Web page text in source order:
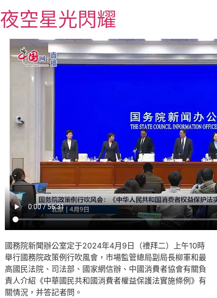
至
主
夜空星光閃耀
國務院新聞辦公室定于2024年4月9日（禮拜二）上午10時
舉行國務院政策例行吹風會，市場監管總局副局長柳軍和最
高國民法院、司法部、國家網信辦、中國消費者協會有關負
責人介紹《中華國民共和國消費者權益保護法實施條例》有
關情況，并答記者問。